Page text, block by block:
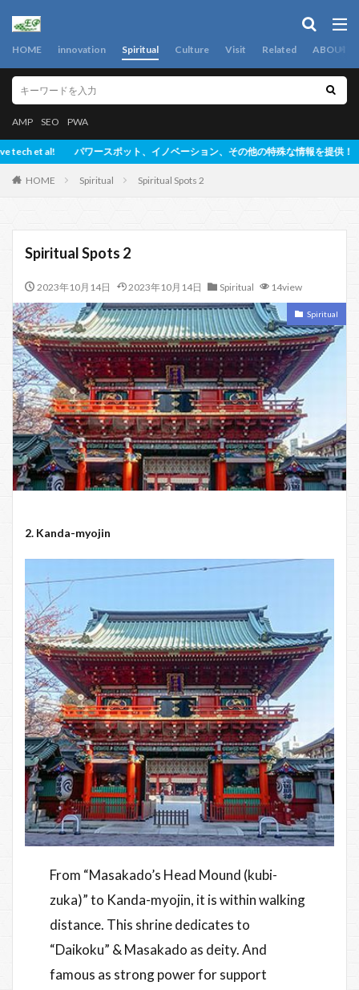
HOME innovation Spiritual Culture Visit Related ABOUT
AMP SEO PWA
パワースポット、イノベーション、その他の特殊な情報を提供！
HOME Spiritual Spiritual Spots 2
Spiritual Spots 2
2023年10月14日 2023年10月14日 Spiritual 14view
Spiritual
2. Kanda-myojin
From “Masakado’s Head Mound (kubi-
zuka)” to Kanda-myojin, it is within walking
distance. This shrine dedicates to
“Daikoku” & Masakado as deity. And
famous as strong power for support